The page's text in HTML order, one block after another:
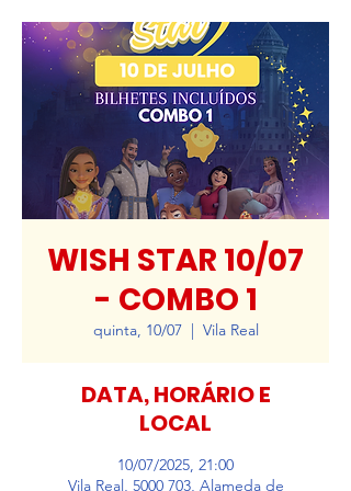
WISH STAR 10/07
- COMBO 1
quinta, 10/07
  |
Vila Real
DATA, HORÁRIO E
LOCAL
10/07/2025, 21:00
Vila Real, 5000 703, Alameda de